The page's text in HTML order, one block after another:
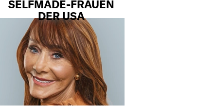
SELFMADE-FRAUEN
DER USA